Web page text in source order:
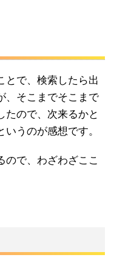
とで、検索したら出
、そこまでそこまで
たので、次来るかと
うのが感想です。
ので、わざわざここ